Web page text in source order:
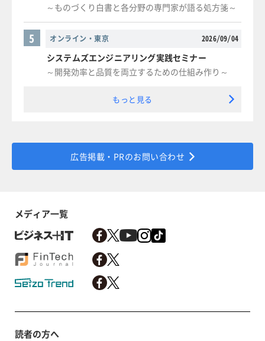
～ものづくり白書と各分野の専門家が語る処方箋～
オンライン・東京 2026/09/04
5
システムズエンジニアリング実践セミナー
～開発効率と品質を両立するための仕組み作り～
もっと見る
広告掲載・PRのお問い合わせ
メディア一覧
読者の方へ